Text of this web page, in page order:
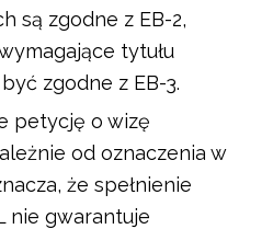
są zgodne z EB-2,
tytułu
zgodne z EB-3.
petycję o wizę
od oznaczenia w
że spełnienie
nie gwarantuje